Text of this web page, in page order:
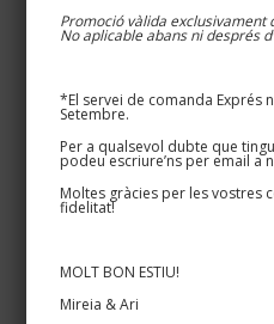
Info personalitzats
Acabats del ferro
Cartells cases i masies
Rètols per negocis
Condicions de compra
Promoció vàlida exclusivament
No aplicable abans ni després
*El servei de comanda Exprés
Setembre.
Per a qualsevol dubte que
podeu escriure’ns per email a
Moltes gràcies per les vostres
fidelitat!
MOLT BON ESTIU!
Mireia & Ari